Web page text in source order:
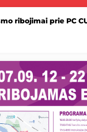
ribojimai prie PC